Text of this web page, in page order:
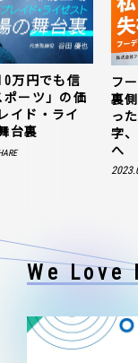
万円でも信
ーツ」の価
イド・ライ
台裏
フ
裏
っ
字
へ
We